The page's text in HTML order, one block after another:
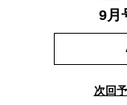
9月
次回